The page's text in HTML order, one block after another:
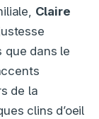
Claire
que dans le
de la
clins d’oeil